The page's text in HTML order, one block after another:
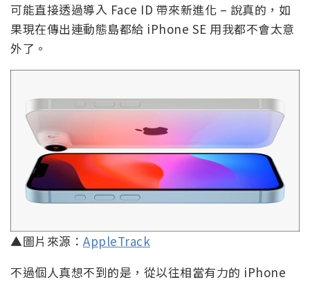
可能直接透過導入 Face ID 帶來新進化 – 說真的，如
果現在傳出連動態島都給 iPhone SE 用我都不會太意
外了。
▲圖片來源： AppleTrack
不過個人真想不到的是，從以往相當有力的 iPhone